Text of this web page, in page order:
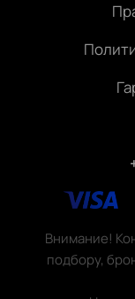
Внимание!
подбору,